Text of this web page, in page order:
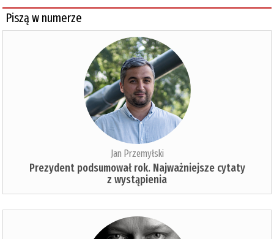
Piszą w numerze
Jan Przemyłski
Prezydent podsumował rok. Najważniejsze cytaty
z wystąpienia